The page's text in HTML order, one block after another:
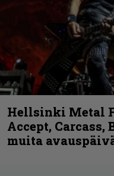
Hellsinki Metal
Accept, Carcass,
muita